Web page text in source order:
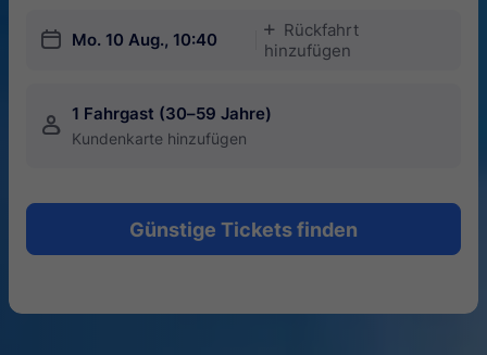
󱎗 Mo. 10 Aug., 10:40
󱅇
Rückfahrt
hinzufügen
󱍂 1 Fahrgast (30–59 Jahre)
Kundenkarte hinzufügen
Günstige Tickets finden